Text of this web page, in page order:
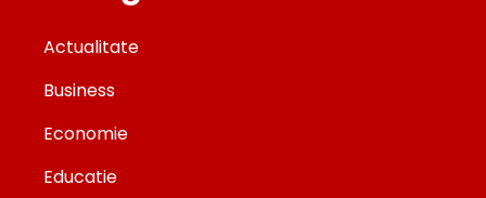
Actualitate
Business
Economie
Educatie